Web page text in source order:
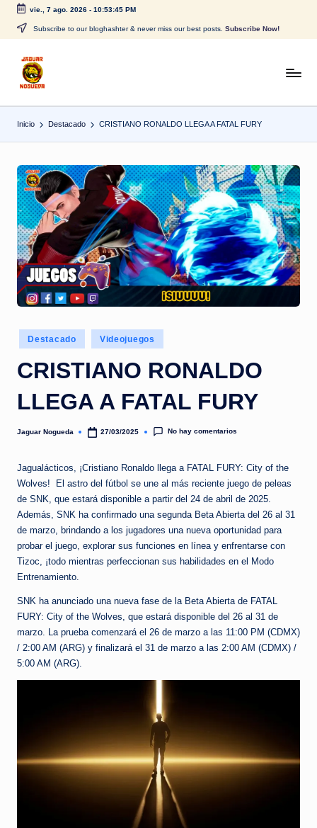
Saltar
contenido
vie., 7 ago. 2026- 10:53:45 PM
Subscribe to our bloghashter & never miss our best posts. Subscribe Now!
J
a
g
a
r
N
o
g
u
a
CONTENIDO
Inicio Destacado CRISTIANO RONALDO LLEGA A FATAL FURY
Publicado
en
Destacado Videojuegos
CRISTIANO RONALDO
LLEGA A FATAL FURY
Publicado
Jaguar Nogueda 27/03/2025 No hay comentarios
Jagualácticos, ¡Cristiano Ronaldo llega a FATAL FURY: City of the
Wolves! El astro del fútbol se une al más reciente juego de peleas
de SNK, que estará disponible a partir del 24 de abril de 2025.
Además, SNK ha confirmado una segunda Beta Abierta del 26 al 31
de marzo, brindando a los jugadores una nueva oportunidad para
probar el juego, explorar sus funciones en línea y enfrentarse con
Tizoc, ¡todo mientras perfeccionan sus habilidades en el Modo
Entrenamiento.
SNK ha anunciado una nueva fase de la Beta Abierta de FATAL
FURY: City of the Wolves, que estará disponible del 26 al 31 de
marzo. La prueba comenzará el 26 de marzo a las 11:00 PM (CDMX)
/ 2:00 AM (ARG) y finalizará el 31 de marzo a las 2:00 AM (CDMX) /
5:00 AM (ARG).